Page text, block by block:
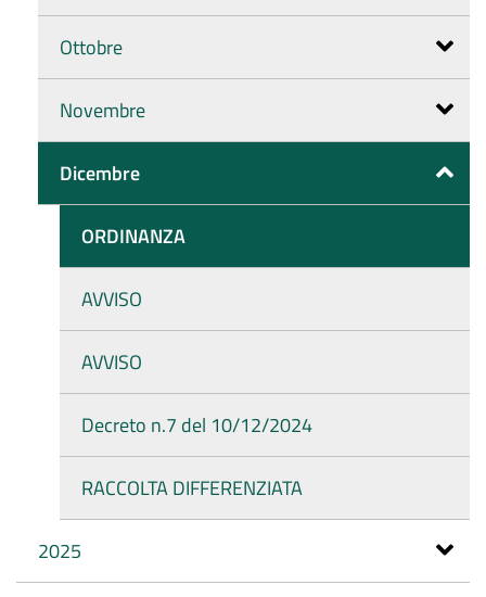
Ottobre
Novembre
Dicembre
ORDINANZA
AVVISO
AVVISO
Decreto n.7 del 10/12/2024
RACCOLTA DIFFERENZIATA
2025